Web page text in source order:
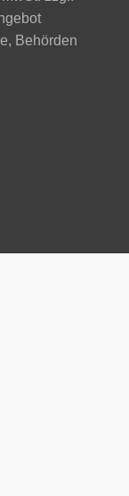
Behörden